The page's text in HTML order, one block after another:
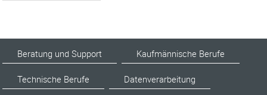
Beratung und Support Kaufmännische Berufe
Technische Berufe Datenverarbeitung